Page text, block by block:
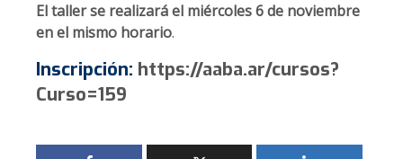
El taller se realizará el miércoles 6 de noviembre
en el mismo horario.
Inscripción: https://aaba.ar/cursos?
Curso=159